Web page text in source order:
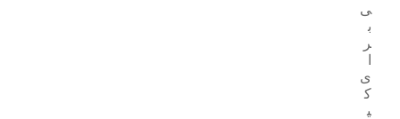
ی
ب
ر
ی
ک
ی